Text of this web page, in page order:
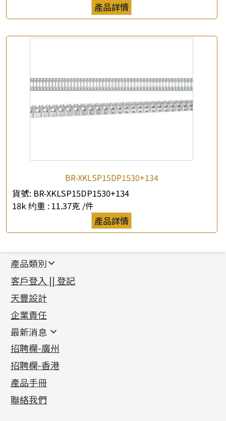
產品詳情
BR-XKLSP15DP1530+134
貨號: BR-XKLSP15DP1530+134
18k 约重 : 11.37克 /件
產品詳情
產品類別
新產品
足金系列
足金配件
機織鏈系列
珠仔鏈
镶口链
管狀網鏈
十字車花鏈系列
十字閃O鏈系列
十字錘打鏈系列
側身車花鏈系列
側身鏈系列
首飾配件
耳環類配件
卷迫系列
螺絲迫系列
梅花迫系列
平臺迫系列
綫拍系列
美拍系列
鏈類配件
動感車花吊墜
調節珠系列
生圈扣系列
龍蝦扣系列
鴨俐制系列
其他類配件
珠盤系列
袖口鈕系列
焊片及鐳射綫
空心車花管
珠類配件
無孔光身珠
空心光身珠
無孔批花珠
鑲口類
四爪頭系列
六爪頭系列
車花片
動感車花片
鑲口戒指
鑲口手鏈系列
首飾系列
手镯系列
戒指系列
空心耳環
空心车花管首饰链
空心手鐲系列
貴金屬原料
千足金
記憶金屬系列
記憶戒指
拉簧珠珠手鏈
記憶鈦手鐲
客戶登入 || 登記
天豐設計
企業責任
最新消息
最新消息
各項證書(2)
相片集(9)
展覽會資訊
最新產品資訊
招聘欄-廣州
招聘欄-香港
產品手冊
聯絡我們